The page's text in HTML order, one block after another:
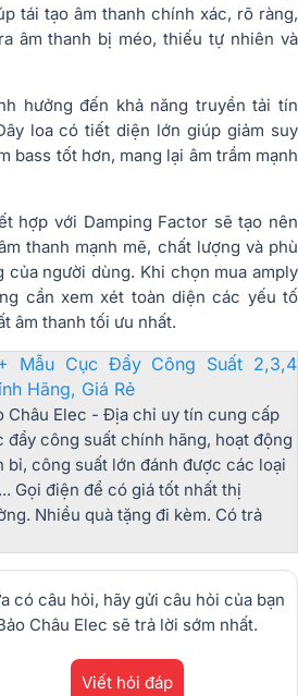
tái tạo âm thanh chính xác, rõ ràng,
âm thanh bị méo, thiếu tự nhiên và
hưởng đến khả năng truyền tải tín
loa có tiết diện lớn giúp giảm suy
bass tốt hơn, mang lại âm trầm mạnh
hợp với Damping Factor sẽ tạo nên
thanh mạnh mẽ, chất lượng và phù
của người dùng. Khi chọn mua amply
cần xem xét toàn diện các yếu tố
âm thanh tối ưu nhất.
Mẫu Cục Đẩy Công Suất 2,3,4
Hãng, Giá Rẻ
Châu Elec - Địa chỉ uy tín cung cấp
đẩy công suất chính hãng, hoạt động
bỉ, công suất lớn đánh được các loại
Gọi điện để có giá tốt nhất thị
Nhiều quà tặng đi kèm. Có trả
có câu hỏi, hãy gửi câu hỏi của bạn
Châu Elec sẽ trả lời sớm nhất.
Viết hỏi đáp